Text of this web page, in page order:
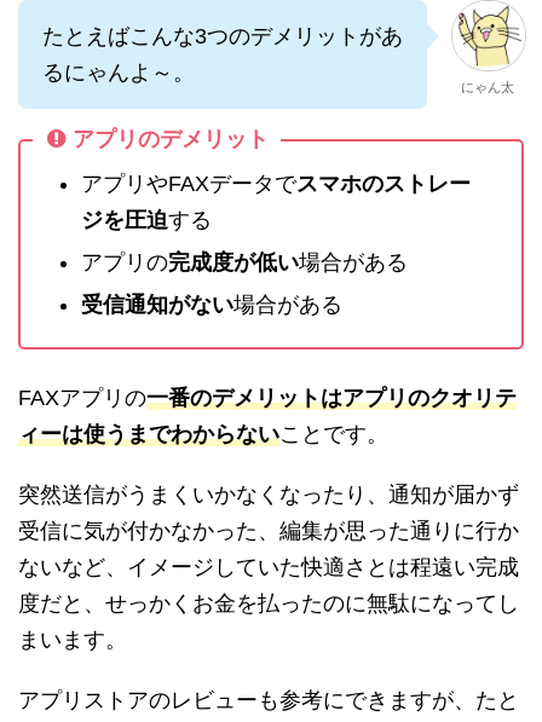
たとえばこんな3つのデメリットがあ
るにゃんよ～。
にゃん太
アプリのデメリット
アプリやFAXデータでスマホのストレー
ジを圧迫する
アプリの完成度が低い場合がある
受信通知がない場合がある
FAXアプリの一番のデメリットはアプリのクオリテ
ィーは使うまでわからないことです。
突然送信がうまくいかなくなったり、通知が届かず
受信に気が付かなかった、編集が思った通りに行か
ないなど、イメージしていた快適さとは程遠い完成
度だと、せっかくお金を払ったのに無駄になってし
まいます。
アプリストアのレビューも参考にできますが、たと